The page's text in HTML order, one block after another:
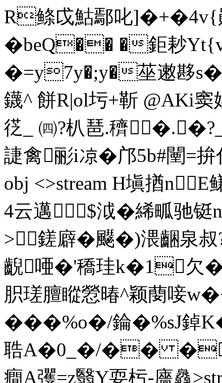
R鲦戉鮕鄢叱]�+�4v{
�beQ�� �鉅 耖
�=y7y�;y�莝遫夦
鑖^ 餅R|ol圬+靳 @
徔_ ㈣?朳琶.穧
誱禽彨i凉�邝5b#闉=拚
obj <>stream H塡揂
4云 邁$泧�絺畖驰
>鎈廦�飋�)渨齫泉叔
齯唖�'穚珪k�1欠�
胑瑳膻瞛憥暙^颖蔅唼
���%o�/錀�%sJ鋽
聕A�0_�/��
癎A彏=z翳Y耍杇-廧灥